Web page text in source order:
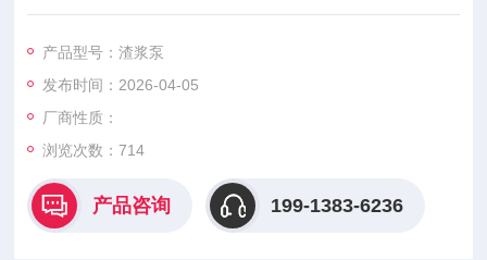
适用于矿山尾矿、选矿矿浆、砂石泥浆等输送场景，支持非标定
产品型号：渣浆泵
发布时间：2026-04-05
厂商性质：
浏览次数：714
产品咨询 199-1383-6236